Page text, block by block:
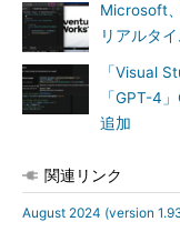
Microsoft
リアルタ
「Visual
「GPT-4
追加
関連リンク
August 2024 (version